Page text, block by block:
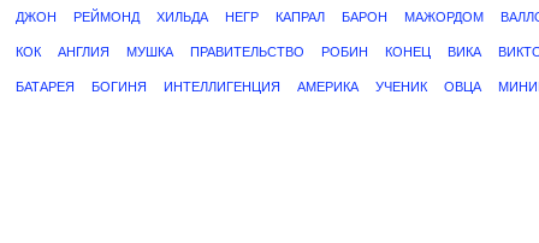
ДЖОН РЕЙМОНД ХИЛЬДА НЕГР КАПРАЛ БАРОН МАЖОРДОМ
КОК АНГЛИЯ МУШКА ПРАВИТЕЛЬСТВО РОБИН КОНЕЦ ВИКА
БАТАРЕЯ БОГИНЯ ИНТЕЛЛИГЕНЦИЯ АМЕРИКА УЧЕНИК ОВЦА